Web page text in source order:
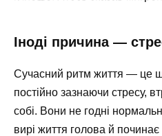
Іноді причина —
Сучасний ритм життя — це
постійно зазнаючи стресу,
собі. Вони не годні
вирі життя голова й